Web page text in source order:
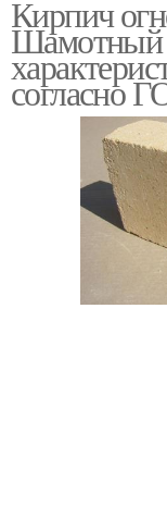
Кирпич
Шамотный
согласно